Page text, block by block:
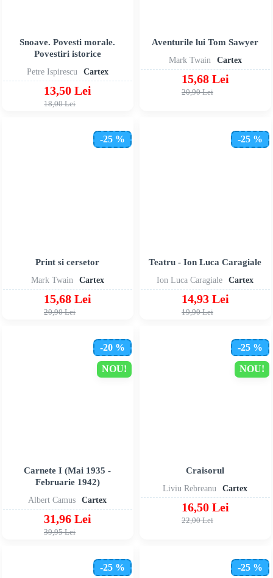
Petre Ispirescu Cartex
Snoave. Povesti morale.
Povestiri istorice
13,50 Lei
18,00 Lei
Mark Twain Cartex
Aventurile lui Tom Sawyer
15,68 Lei
20,90 Lei
-25 %
Mark Twain Cartex
Print si cersetor
15,68 Lei
20,90 Lei
-25 %
Ion Luca Caragiale Cartex
Teatru - Ion Luca Caragiale
14,93 Lei
19,90 Lei
NOU!
-20 %
Albert Camus Cartex
Carnete I (Mai 1935 -
Februarie 1942)
31,96 Lei
39,95 Lei
NOU!
-25 %
Liviu Rebreanu Cartex
Craisorul
16,50 Lei
22,00 Lei
-25 % -25 %